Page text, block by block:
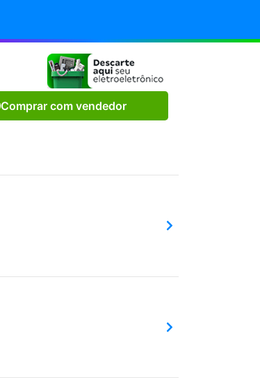
Comprar com vendedor